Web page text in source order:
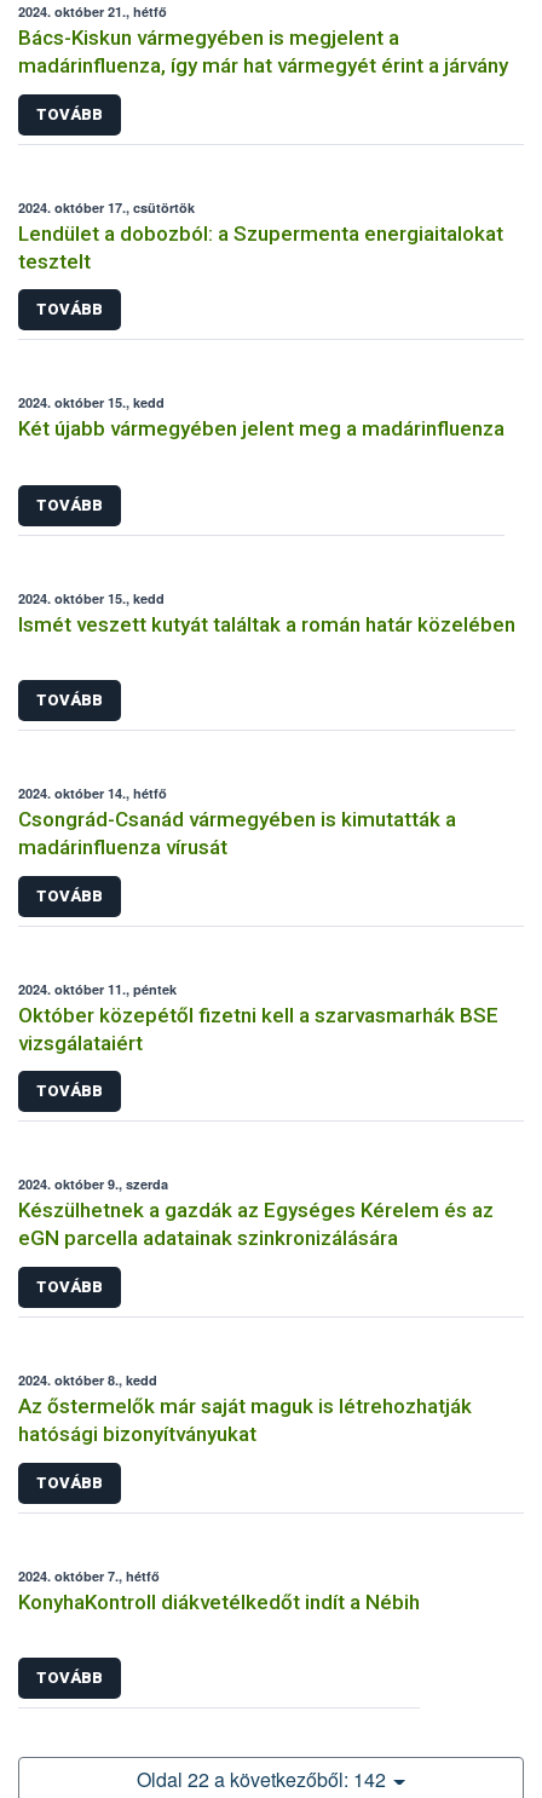
2024. október 21., hétfő
Bács-Kiskun vármegyében is megjelent a
madárinfluenza, így már hat vármegyét érint a járvány
TOVÁBB
2024. október 17., csütörtök
Lendület a dobozból: a Szupermenta energiaitalokat
tesztelt
TOVÁBB
2024. október 15., kedd
Két újabb vármegyében jelent meg a madárinfluenza
TOVÁBB
2024. október 15., kedd
Ismét veszett kutyát találtak a román határ közelében
TOVÁBB
2024. október 14., hétfő
Csongrád-Csanád vármegyében is kimutatták a
madárinfluenza vírusát
TOVÁBB
2024. október 11., péntek
Október közepétől fizetni kell a szarvasmarhák BSE
vizsgálataiért
TOVÁBB
2024. október 9., szerda
Készülhetnek a gazdák az Egységes Kérelem és az
eGN parcella adatainak szinkronizálására
TOVÁBB
2024. október 8., kedd
Az őstermelők már saját maguk is létrehozhatják
hatósági bizonyítványukat
TOVÁBB
2024. október 7., hétfő
KonyhaKontroll diákvetélkedőt indít a Nébih
TOVÁBB
Oldal 22 a következőből: 142